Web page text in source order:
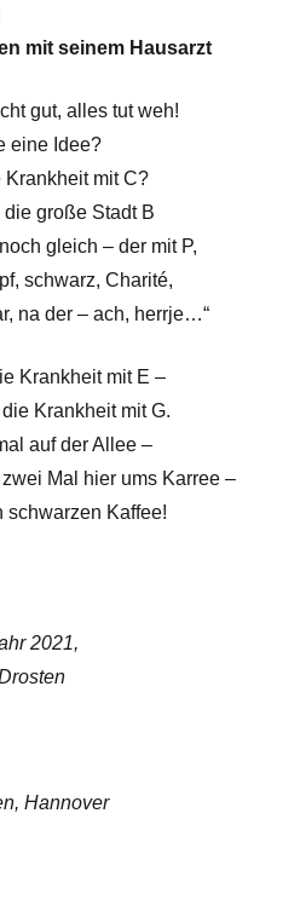
mit seinem Hausarzt
gut, alles tut weh!
eine Idee?
mit C?
große Stadt B
gleich – der mit P,
schwarz, Charité,
na der – ach, herrje…“
Krankheit mit E –
Krankheit mit G.
auf der Allee –
Mal hier ums Karree –
schwarzen Kaffee!
2021,
Hannover